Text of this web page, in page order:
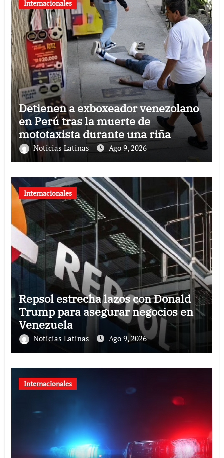
Internacionales
Detienen a exboxeador venezolano
en Perú tras la muerte de
mototaxista durante una riña
Noticias Latinas Ago 9, 2026
Internacionales
Repsol estrecha lazos con Donald
Trump para asegurar negocios en
Venezuela
Noticias Latinas Ago 9, 2026
Internacionales